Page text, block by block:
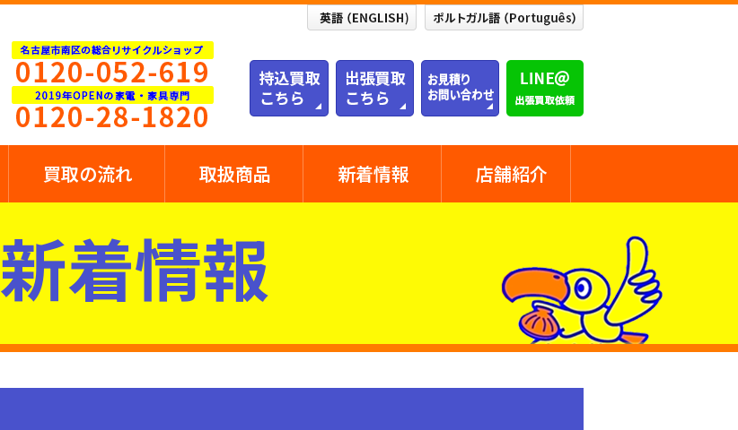
買取の流れ 取扱商品 新着情報 店舗紹介
新着情報